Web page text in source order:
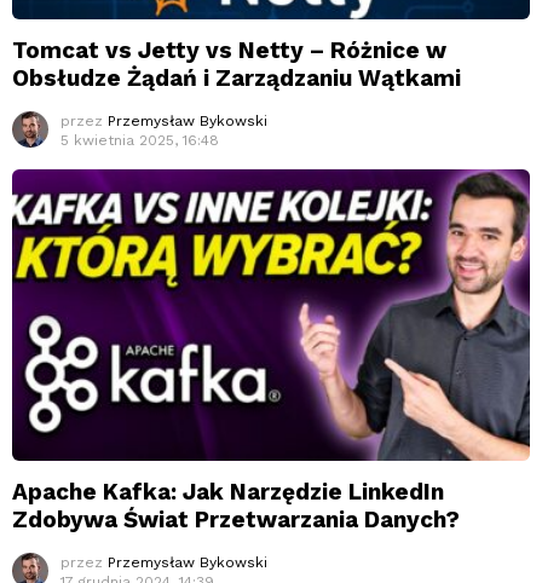
Tomcat vs Jetty vs Netty – Różnice w
Obsłudze Żądań i Zarządzaniu Wątkami
przez Przemysław Bykowski
5 kwietnia 2025, 16:48
Apache Kafka: Jak Narzędzie LinkedIn
Zdobywa Świat Przetwarzania Danych?
przez Przemysław Bykowski